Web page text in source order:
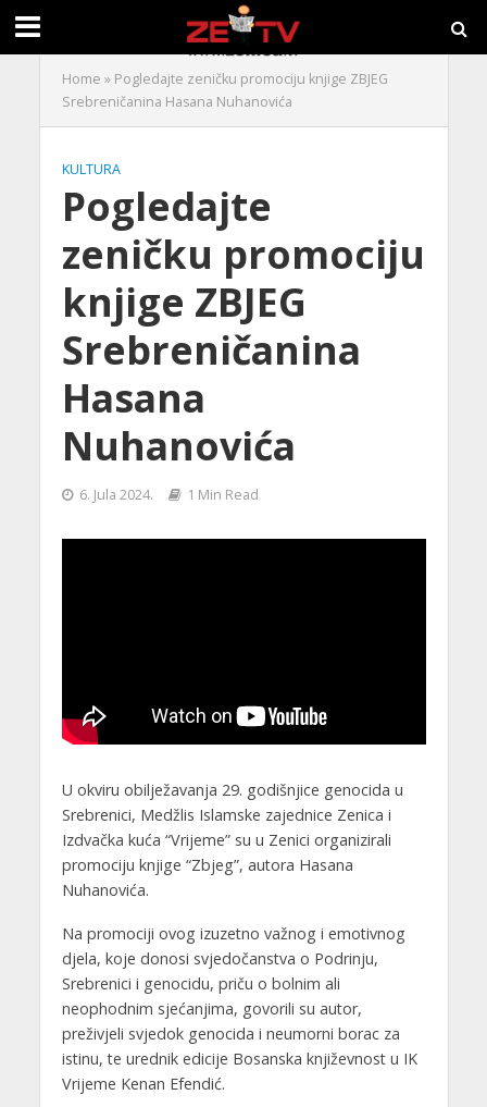
Home » Pogledajte zeničku promociju knjige ZBJEG
Srebreničanina Hasana Nuhanovića
KULTURA
Pogledajte
zeničku promociju
knjige ZBJEG
Srebreničanina
Hasana
Nuhanovića
6. Jula 2024. 1 Min Read
U okviru obilježavanja 29. godišnjice genocida u
Srebrenici, Medžlis Islamske zajednice Zenica i
Izdvačka kuća “Vrijeme” su u Zenici organizirali
promociju knjige “Zbjeg”, autora Hasana
Nuhanovića.
Na promociji ovog izuzetno važnog i emotivnog
djela, koje donosi svjedočanstva o Podrinju,
Srebrenici i genocidu, priču o bolnim ali
neophodnim sjećanjima, govorili su autor,
preživjeli svjedok genocida i neumorni borac za
istinu, te urednik edicije Bosanska književnost u IK
Vrijeme Kenan Efendić.